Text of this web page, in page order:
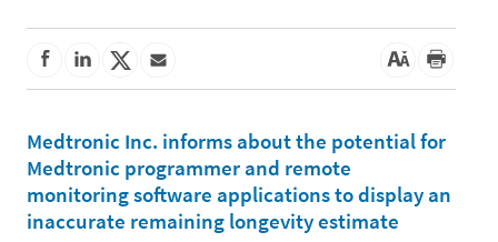
Medtronic Inc. informs about the potential for
Medtronic programmer and remote
monitoring software applications to display an
inaccurate remaining longevity estimate